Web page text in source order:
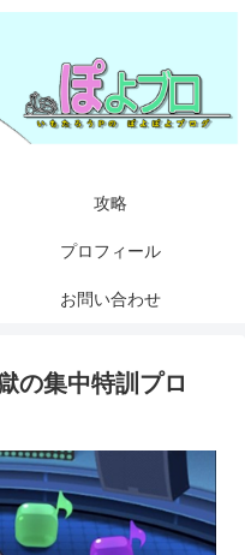
攻略
プロフィール
お問い合わせ
の集中特訓プロ